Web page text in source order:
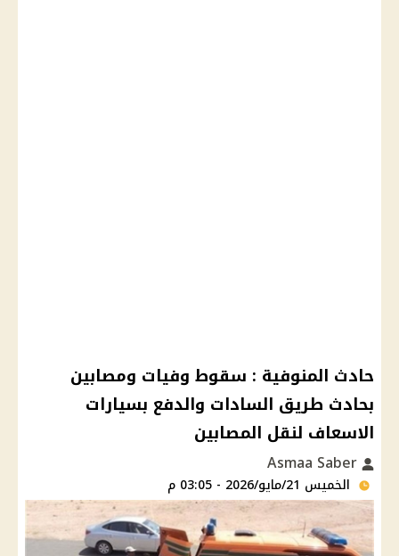
حادث المنوفية : سقوط وفيات ومصابين
بحادث طريق السادات والدفع بسيارات
الاسعاف لنقل المصابين
الخميس 21/مايو/2026 - 03:05 م